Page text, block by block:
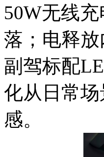
50W无线
落；电释
副驾标配
化从日常
感。